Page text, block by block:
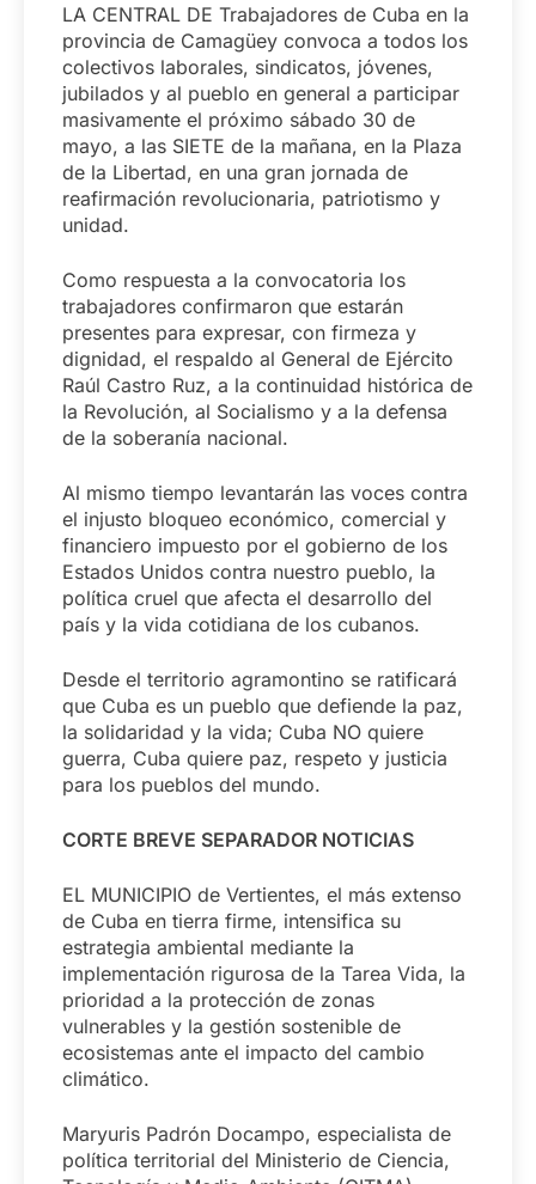
LA CENTRAL DE Trabajadores de Cuba en la
provincia de Camagüey convoca a todos los
colectivos laborales, sindicatos, jóvenes,
jubilados y al pueblo en general a participar
masivamente el próximo sábado 30 de
mayo, a las SIETE de la mañana, en la Plaza
de la Libertad, en una gran jornada de
reafirmación revolucionaria, patriotismo y
unidad.
Como respuesta a la convocatoria los
trabajadores confirmaron que estarán
presentes para expresar, con firmeza y
dignidad, el respaldo al General de Ejército
Raúl Castro Ruz, a la continuidad histórica de
la Revolución, al Socialismo y a la defensa
de la soberanía nacional.
‎Al mismo tiempo levantarán las voces contra
el injusto bloqueo económico, comercial y
financiero impuesto por el gobierno de los
Estados Unidos contra nuestro pueblo, la
política cruel que afecta el desarrollo del
país y la vida cotidiana de los cubanos.
‎Desde el territorio agramontino se ratificará
que Cuba es un pueblo que defiende la paz,
la solidaridad y la vida; Cuba NO quiere
guerra, Cuba quiere paz, respeto y justicia
para los pueblos del mundo.
CORTE BREVE SEPARADOR NOTICIAS
EL MUNICIPIO de Vertientes, el más extenso
de Cuba en tierra firme, intensifica su
estrategia ambiental mediante la
implementación rigurosa de la Tarea Vida, la
prioridad a la protección de zonas
vulnerables y la gestión sostenible de
ecosistemas ante el impacto del cambio
climático.
Maryuris Padrón Docampo, especialista de
política territorial del Ministerio de Ciencia,